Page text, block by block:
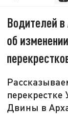
Водителей
об
Двины в